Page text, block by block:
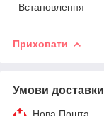
Встановлення
Приховати
Умови доставки
Нова Пошта